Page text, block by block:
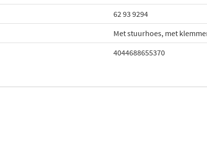
62 93 9294
Met stuurhoes, met
4044688655370